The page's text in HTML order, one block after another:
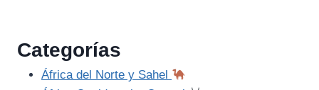
Categorías
África del Norte y Sahel